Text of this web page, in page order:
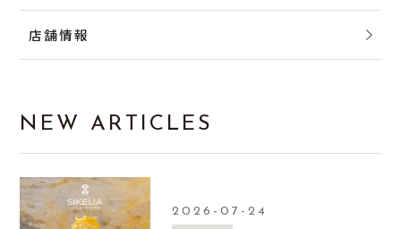
店舗情報
NEW ARTICLES
2026-07-24